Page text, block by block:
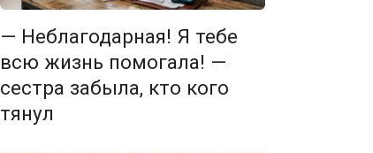
— Неблагодарная! Я тебе
всю жизнь помогала! —
сестра забыла, кто кого
тянул